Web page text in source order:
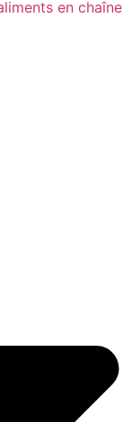
en chaîne